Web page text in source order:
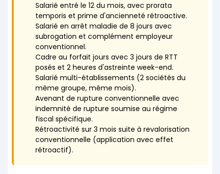
Salarié entré le 12 du mois, avec prorata
temporis et prime d'ancienneté rétroactive.
Salarié en arrêt maladie de 8 jours avec
subrogation et complément employeur
conventionnel.
Cadre au forfait jours avec 3 jours de RTT
posés et 2 heures d'astreinte week-end.
Salarié multi-établissements (2 sociétés du
même groupe, même mois).
Avenant de rupture conventionnelle avec
indemnité de rupture soumise au régime
fiscal spécifique.
Rétroactivité sur 3 mois suite à revalorisation
conventionnelle (application avec effet
rétroactif).